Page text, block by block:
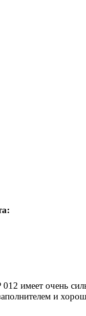
012 имеет очень
и